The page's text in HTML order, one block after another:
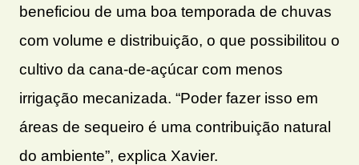
beneficiou de uma boa temporada de chuvas
com volume e distribuição, o que possibilitou o
cultivo da cana-de-açúcar com menos
irrigação mecanizada. “Poder fazer isso em
áreas de sequeiro é uma contribuição natural
do ambiente”, explica Xavier.